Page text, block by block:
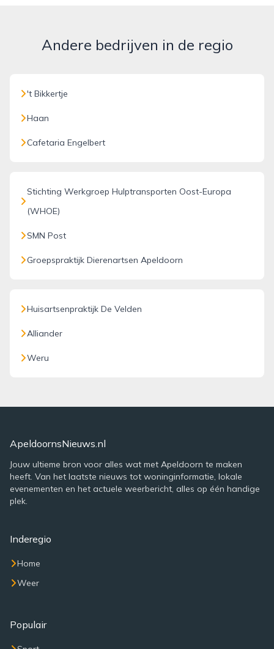
Andere bedrijven in de regio
't Bikkertje
Haan
Cafetaria Engelbert
Stichting Werkgroep Hulptransporten Oost-Europa
(WHOE)
SMN Post
Groepspraktijk Dierenartsen Apeldoorn
Huisartsenpraktijk De Velden
Alliander
Weru
ApeldoornsNieuws.nl
Jouw ultieme bron voor alles wat met Apeldoorn te maken
heeft. Van het laatste nieuws tot woninginformatie, lokale
evenementen en het actuele weerbericht, alles op één handige
plek.
Inderegio
Home
Weer
Populair